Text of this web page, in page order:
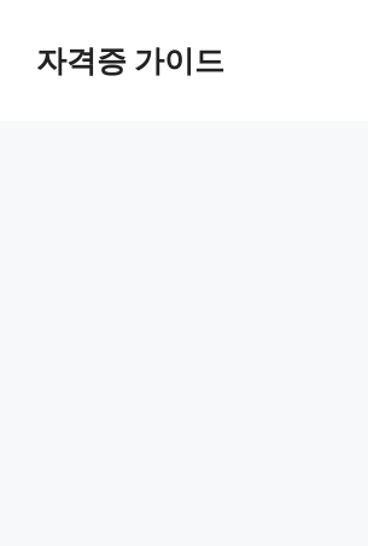
content자격증 가이드